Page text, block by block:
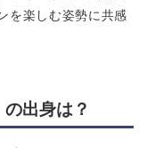
を楽しむ姿勢に共感
の出身は？